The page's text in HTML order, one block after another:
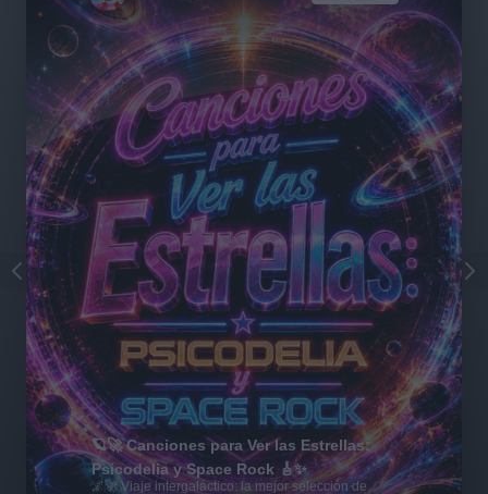
🪐🚀 Canciones para Ver las Estrellas:
Psicodelia y Space Rock 🎸✨
🌌🚀 Viaje intergaláctico: la mejor selección de